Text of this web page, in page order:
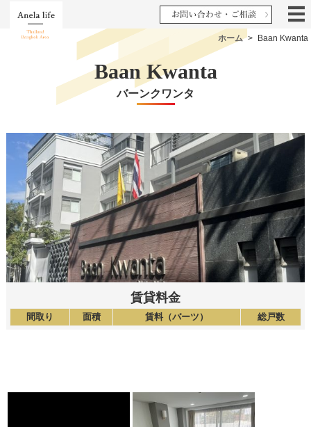
ホーム > Baan Kwanta
Baan Kwanta
バーンクワンタ
賃貸料金
間取り 面積 賃料（バーツ） 総戸数